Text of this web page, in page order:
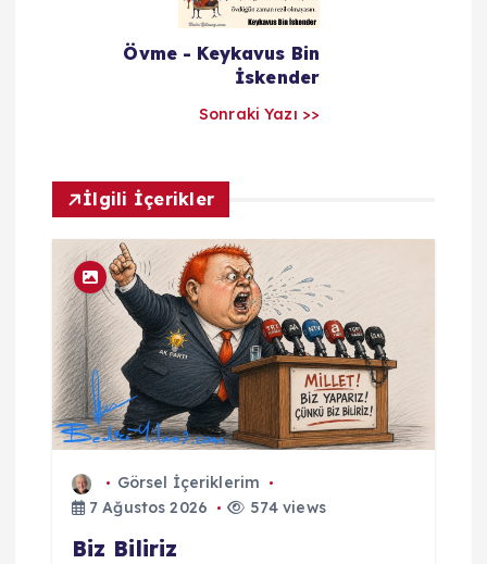
m
Övme - Keykavus Bin
İskender
Sonraki Yazı >>
İlgili İçerikler
Görsel İçeriklerim
7 Ağustos 2026
574 views
Biz Biliriz